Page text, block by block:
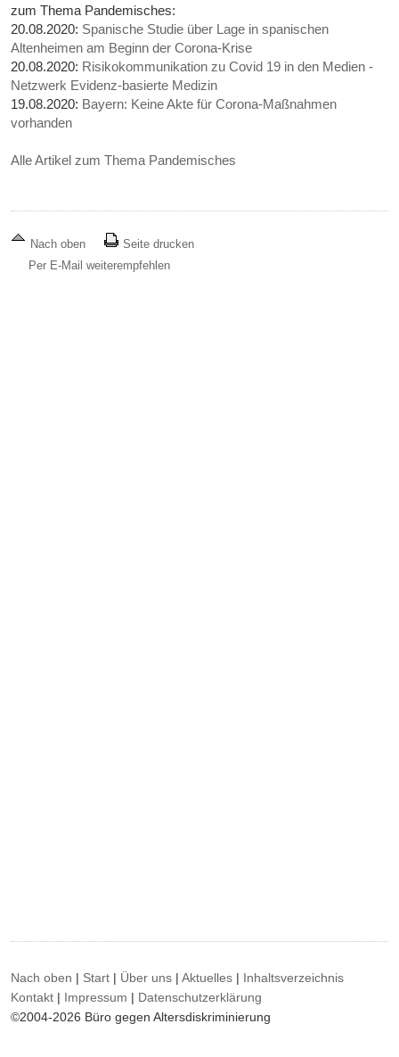
zum Thema Pandemisches:
20.08.2020: Spanische Studie über Lage in spanischen
Altenheimen am Beginn der Corona-Krise
20.08.2020: Risikokommunikation zu Covid 19 in den Medien -
Netzwerk Evidenz-basierte Medizin
19.08.2020: Bayern: Keine Akte für Corona-Maßnahmen
vorhanden
Alle Artikel zum Thema Pandemisches
Nach oben
Seite drucken
Per E-Mail weiterempfehlen
Nach oben | Start | Über uns |Aktuelles | Inhaltsverzeichnis
Kontakt | Impressum | Datenschutzerklärung
©2004-2026 Büro gegen Altersdiskriminierung